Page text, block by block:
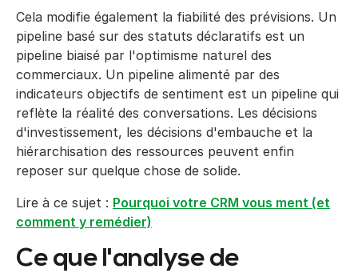
Cela modifie également la fiabilité des prévisions. Un
pipeline basé sur des statuts déclaratifs est un
pipeline biaisé par l'optimisme naturel des
commerciaux. Un pipeline alimenté par des
indicateurs objectifs de sentiment est un pipeline qui
reflète la réalité des conversations. Les décisions
d'investissement, les décisions d'embauche et la
hiérarchisation des ressources peuvent enfin
reposer sur quelque chose de solide.
Lire à ce sujet : Pourquoi votre CRM vous ment (et
comment y remédier)
Ce que l'analyse de